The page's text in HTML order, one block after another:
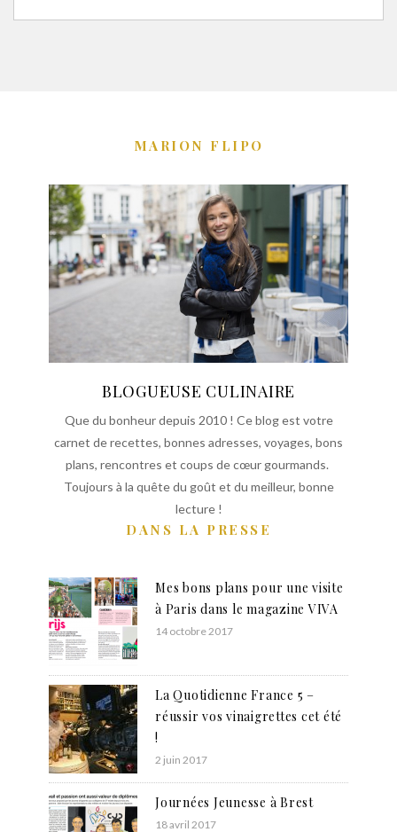
MARION FLIPO
BLOGUEUSE CULINAIRE
Que du bonheur depuis 2010 ! Ce blog est votre
carnet de recettes, bonnes adresses, voyages, bons
plans, rencontres et coups de cœur gourmands.
Toujours à la quête du goût et du meilleur, bonne
lecture !
DANS LA PRESSE
Mes bons plans pour une visite
à Paris dans le magazine VIVA
14 octobre 2017
La Quotidienne France 5 –
réussir vos vinaigrettes cet été
!
2 juin 2017
Journées Jeunesse à Brest
18 avril 2017